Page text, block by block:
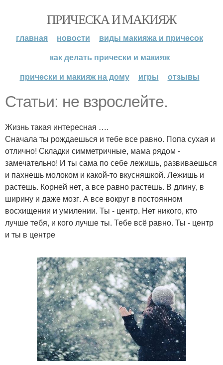
ПРИЧЕСКА И МАКИЯЖ
главная новости
виды макияжа и причесок
как делать прически и макияж
прически и макияж на дому
игры отзывы
Статьи: не взрослейте.
Жизнь такая интересная ….
Сначала ты рождаешься и тебе все равно. Попа сухая и
отлично! Складки симметричные, мама рядом -
замечательно! И ты сама по себе лежишь, развиваешься
и пахнешь молоком и какой-то вкусняшкой. Лежишь и
растешь. Корней нет, а все равно растешь. В длину, в
ширину и даже мозг. А все вокруг в постоянном
восхищении и умилении. Ты - центр. Нет никого, кто
лучше тебя, и кого лучше ты. Тебе всё равно. Ты - центр
и ты в центре